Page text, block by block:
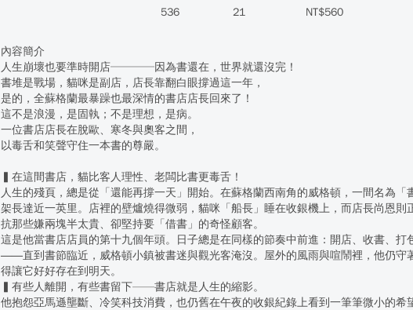
536 21 NT$560
內容簡介
人生崩壞也要準時開店────因為書還在，世界就還沒完！
書堆是戰場，貓咪是副店，店長靠翻白眼撐過這一年，
是的，全蘇格蘭最暴躁也最深情的書店店長回來了！
這不是浪漫，是固執；不是理想，是病。
一位書店店長在脫歐、寒冬與奧客之間，
以毒舌和笑聲守住一本書的尊嚴。
▍在這間書店，貓比客人理性、老闆比書更毒舌！
人生的殘頁，總是從「還能再撐一天」開始。在蘇格蘭西南角的威格頓，一間名為
架長達近一英里。店裡的壁爐燒得微弱，貓咪「船長」睡在收銀機上，而店長尚恩
抗那些嫌兩塊半太貴、卻堅持要「借書」的奇怪顧客。
這是他當書店店員的第十九個年頭。日子總是在同樣的節奏中前進：開店、收書、
――直到書節臨近，威格頓小鎮被書迷與觀光客淹沒。屋外的風雨與喧鬧裡，他仍守
得讓它好好存在到明天。
▍有些人離開，有些書留下——書店就是人生的縮影。
他抱怨亞馬遜壟斷、冷笑科技消費，也仍舊在午夜的收銀紀錄上看到一筆筆微小的